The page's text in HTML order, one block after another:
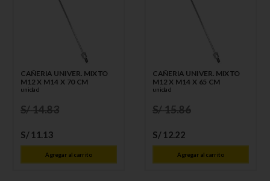
CAÑERIA UNIVER. MIXTO
M12 X M14 X 70 CM
unidad
S/ 14.83
S/ 11.13
Agregar al carrito
CAÑERIA UNIVER. MIXTO
M12 X M14 X 65 CM
unidad
S/15.86
S/ 12.22
Agregar al carrito